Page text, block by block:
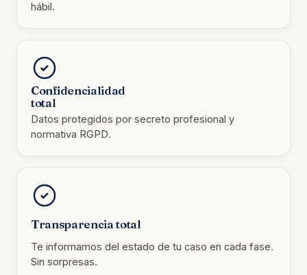
hábil.
Confidencialidad
total
Datos protegidos por secreto profesional y
normativa RGPD.
Transparencia total
Te informamos del estado de tu caso en cada fase.
Sin sorpresas.